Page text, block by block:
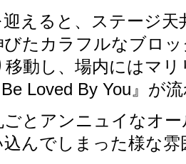
えると、ステージ天
びたカラフルなブロ
動し、 場内にはマ
Loved By You 』が
ごとアンニュイなオ
んでしまった様な雰